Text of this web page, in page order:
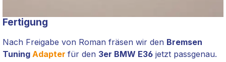
Fertigung
Nach Freigabe von Roman fräsen wir den Bremsen
Tuning Adapter für den 3er BMW E36 jetzt passgenau.